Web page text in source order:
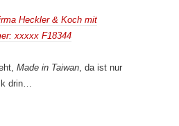
Heckler & Koch mit
xxxxx F18344
Made in Taiwan , da ist nur
drin…